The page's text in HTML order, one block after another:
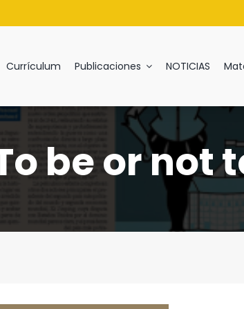
Currículum Publicaciones NOTICIAS
H I J K L M N O
be or not